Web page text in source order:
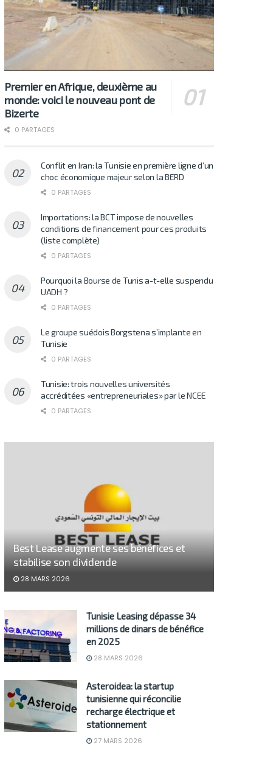
Premier en Afrique, deuxième au
monde: voici le nouveau pont de
Bizerte
0 PARTAGES
Conflit en Iran: la Tunisie en première ligne d’un
choc économique majeur selon la BERD
0 PARTAGES
Importations: la BCT impose de nouvelles
conditions de financement pour ces produits
(liste complète)
0 PARTAGES
Pourquoi la Bourse de Tunis a-t-elle suspendu
UADH ?
0 PARTAGES
Le groupe suédois Borgstena s’implante en
Tunisie
0 PARTAGES
Tunisie: trois nouvelles universités
accréditées «entrepreneuriales» par le NCEE
0 PARTAGES
Best Lease augmente ses bénéfices et
stabilise son dividende
28 MARS 2026
Tunisie Leasing dépasse 34
millions de dinars de bénéfice
en 2025
28 MARS 2026
Asteroidea: la startup
tunisienne qui réconcilie
recharge électrique et
stationnement
27 MARS 2026